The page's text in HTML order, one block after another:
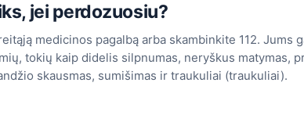
jei perdozuosiu?
medicinos pagalbą arba skambinkite 112. Jums
tokių kaip didelis silpnumas, neryškus matymas,
skausmas, sumišimas ir traukuliai (traukuliai).